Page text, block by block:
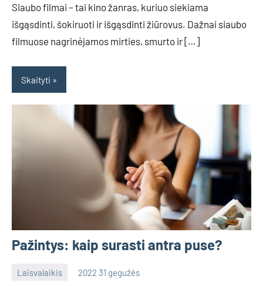
Siaubo filmai – tai kino žanras, kuriuo siekiama
išgąsdinti, šokiruoti ir išgąsdinti žiūrovus. Dažnai siaubo
filmuose nagrinėjamos mirties, smurto ir […]
Skaityti
Pažintys: kaip surasti antra puse?
Laisvalaikis 2022 31 gegužės